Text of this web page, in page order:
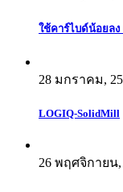
ใช้คาร์ไบด์น้อยล
28 มกราคม,
LOGIQ-SolidMill
26 พฤศจิกายน,